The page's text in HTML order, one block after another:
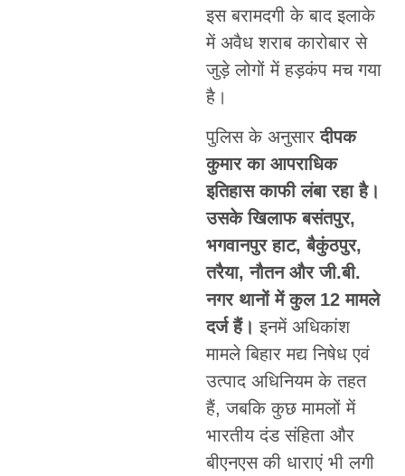
इस बरामदगी के बाद इलाके
में अवैध शराब कारोबार से
जुड़े लोगों में हड़कंप मच गया
है।
पुलिस के अनुसारदीपक
कुमार का आपराधिक
इतिहास काफी लंबा रहा है।
उसके खिलाफ बसंतपुर,
भगवानपुर हाट, बैकुंठपुर,
तरैया, नौतन और जी.बी.
नगर थानों में कुल 12 मामले
दर्ज हैं।इनमें अधिकांश
मामले बिहार मद्य निषेध एवं
उत्पाद अधिनियम के तहत
हैं, जबकि कुछ मामलों में
भारतीय दंड संहिता और
बीएनएस की धाराएं भी लगी